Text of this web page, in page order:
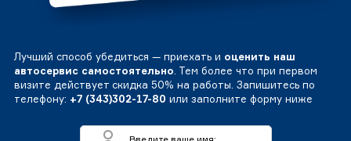
Лучший способ убедиться — приехать и оценить наш
автосервис самостоятельно. Тем более что при первом
визите действует скидка 50% на работы. Запишитесь по
телефону: +7 (343)302-17-80 или заполните форму ниже